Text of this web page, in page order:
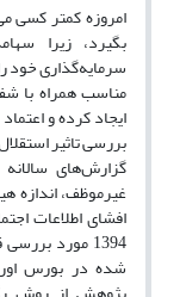
امروزه کمتر کسی
بگیرد، زیرا
سرمایه‌گذاری خود
مناسب همراه با
ایجاد کرده و
بررسی تاثیر
گزارش‌های
غیرموظف، اندازه
1394 مورد
شده در بورس